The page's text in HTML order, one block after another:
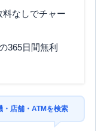
なしでチャー
365日間無利
・店舗・ATMを検索